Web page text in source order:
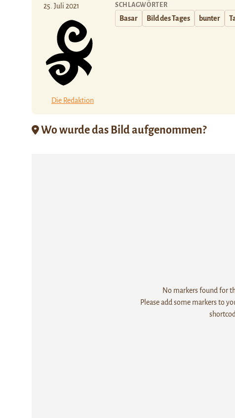
25. Juli 2021
Die Redaktion
SCHLAGWÖRTER
Basar Bild des Tages bunter
Wo wurde das Bild aufgenommen?
No markers found for
Please add some markers to